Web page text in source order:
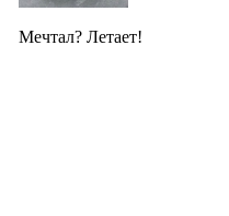
Мечтал? Летает!